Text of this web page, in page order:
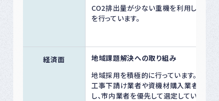
CO2排出量が少ない重機を利用した解
を行っています。
経済面
地域課題解決への取り組み
地域採用を積極的に行っています。
工事下請け業者や資機材購入業者選定
し、市内業者を優先して選定しています。